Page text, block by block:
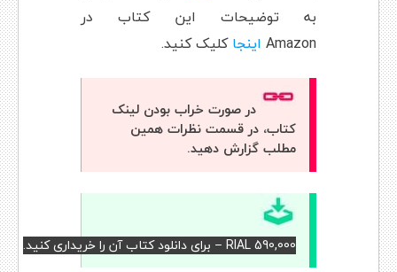
به توضیحات این کتاب در
Amazon اینجاکلیک کنید.
در صورت خراب بودن لینک
کتاب، در قسمت نظرات همین
مطلب گزارش دهید.
RIAL 590,000 – برای دانلود کتاب آن را خریداری کنید.